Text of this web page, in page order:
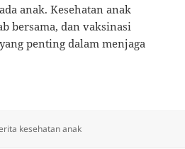
anak. Kesehatan anak
bersama, dan vaksinasi
penting dalam menjaga
kesehatan anak